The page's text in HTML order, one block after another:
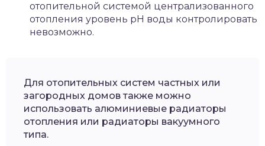
отопительной системой централизованного
отопления уровень рН воды контролировать
невозможно.
Для отопительных систем частных или
загородных домов также можно
использовать алюминиевые радиаторы
отопления или радиаторы вакуумного
типа.